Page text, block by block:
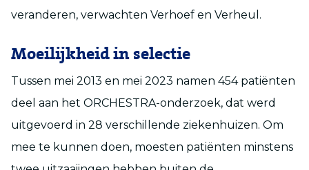
veranderen, verwachten Verhoef en Verheul.
Moeilijkheid in selectie
Tussen mei 2013 en mei 2023 namen 454 patiënten
deel aan het ORCHESTRA-onderzoek, dat werd
uitgevoerd in 28 verschillende ziekenhuizen. Om
mee te kunnen doen, moesten patiënten minstens